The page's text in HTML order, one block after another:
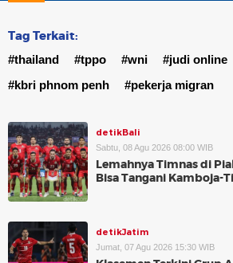
Tag Terkait:
#thailand #tppo #wni
#judi online
#kbri phnom penh
#pekerja migran
detikBali
Sabtu, 08 Agu 2026 08:00 WIB
Lemahnya Timnas di
Bisa Tangani Kamboja-
detikJatim
Jumat, 07 Agu 2026 15:30 WIB